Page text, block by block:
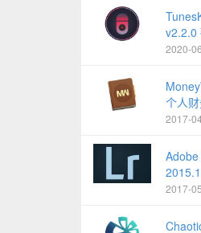
v2.2.0
2020-
个人
2017-
2017-